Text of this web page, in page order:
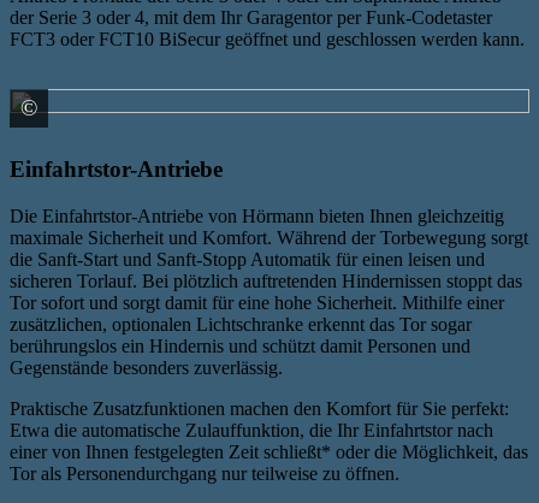
der Serie 3 oder 4, mit dem Ihr Garagentor per Funk-Codetaster
FCT3 oder FCT10 BiSecur geöffnet und geschlossen werden kann.
© HÖRMANN KG Verkaufsgesellschaft
Einfahrtstor-Antriebe
Die Einfahrtstor-Antriebe von Hörmann bieten Ihnen gleichzeitig
maximale Sicherheit und Komfort. Während der Torbewegung sorgt
die Sanft-Start und Sanft-Stopp Automatik für einen leisen und
sicheren Torlauf. Bei plötzlich auftretenden Hindernissen stoppt das
Tor sofort und sorgt damit für eine hohe Sicherheit. Mithilfe einer
zusätzlichen, optionalen Lichtschranke erkennt das Tor sogar
berührungslos ein Hindernis und schützt damit Personen und
Gegenstände besonders zuverlässig.
Praktische Zusatzfunktionen machen den Komfort für Sie perfekt:
Etwa die automatische Zulauffunktion, die Ihr Einfahrtstor nach
einer von Ihnen festgelegten Zeit schließt* oder die Möglichkeit, das
Tor als Personendurchgang nur teilweise zu öffnen.